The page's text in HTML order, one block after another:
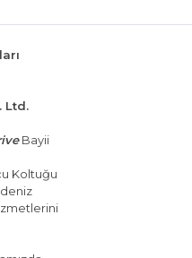
Ltd.
Bayii
Koltuğu